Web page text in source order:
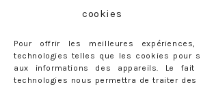
cookies
Pour offrir les meilleures
technologies telles que les cookies pour
aux informations des appareils. Le
technologies nous permettra de traiter des
CONTACT